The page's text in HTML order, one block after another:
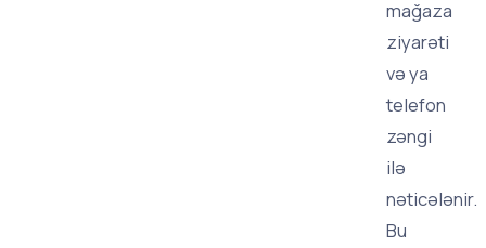
mağaza
ziyarəti
və ya
telefon
zəngi
ilə
nəticələnir.
Bu